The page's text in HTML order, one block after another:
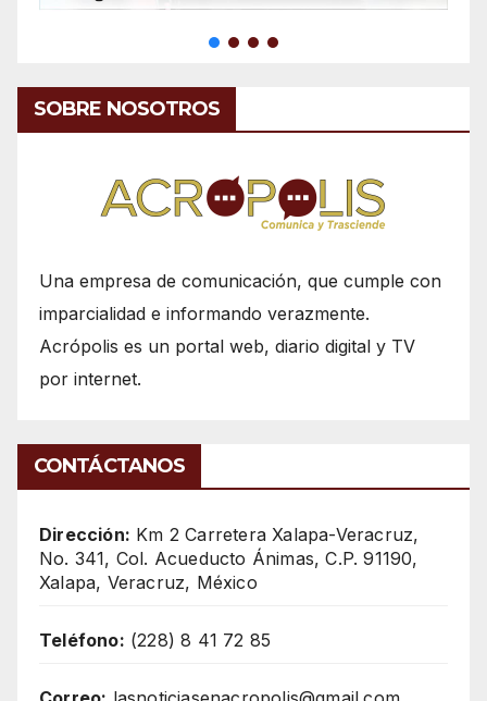
SOBRE NOSOTROS
Una empresa de comunicación, que cumple con
imparcialidad e informando verazmente.
Acrópolis es un portal web, diario digital y TV
por internet.
CONTÁCTANOS
Dirección: Km 2 Carretera Xalapa-Veracruz,
No. 341, Col. Acueducto Ánimas, C.P. 91190,
Xalapa, Veracruz, México
Teléfono: (228) 8 41 72 85